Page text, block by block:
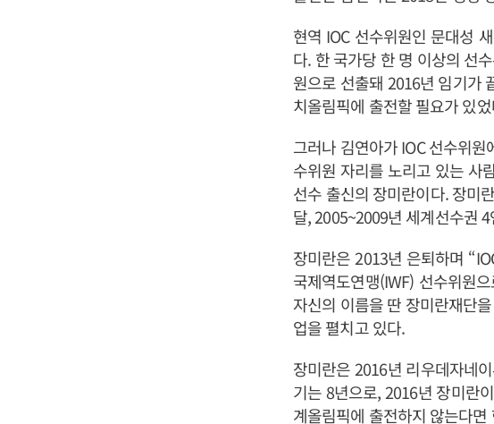
현역 IOC 선수위원인 문대성
다. 한 국가당 한 명 이상의 선
원으로 선출돼 2016년 임기가
치올림픽에 출전할 필요가 있
그러나 김연아가 IOC 선수위
수위원 자리를 노리고 있는 사
선수 출신의 장미란이다. 장미
달, 2005~2009년 세계선수권
장미란은 2013년 은퇴하며
국제역도연맹(IWF) 선수위원
자신의 이름을 딴 장미란재단
업을 펼치고 있다.
장미란은 2016년 리우데자네
기는 8년으로, 2016년 장미란
계올림픽에 출전하지 않는다